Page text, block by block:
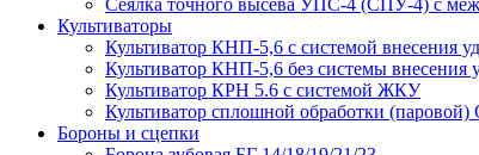
Сеялка точного высева УПС-4 (СПУ-4) с
Культиваторы
Культиватор КНП-5,6 с системой внесения
Культиватор КНП-5,6 без системы внесения
Культиватор КРН 5.6 с системой ЖКУ
Культиватор сплошной обработки (паровой)
Бороны и сцепки